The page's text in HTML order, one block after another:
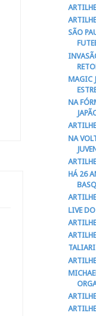
SÃO
MAGIC
NA
NA
HÁ 26
LIVE